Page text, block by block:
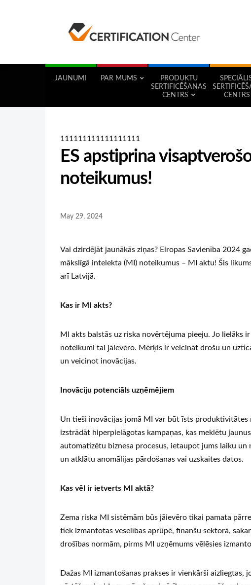
JAUNUMI PAR MUMS
PRODUKTU
SERTIFICĒŠANAS
CENTRS
CENTRS
111111111111111111
ES apstiprina
noteikumus!
May 29, 2024
Vai dzirdējāt jaunākās ziņas? Eiropas Savienība 2024
mākslīgā intelekta (MI) noteikumus – MI aktu! Šis
arī Latvijā.
Kas ir MI akts?
MI akts balstās uz riska novērtējuma pieeju. Jo lielāks
noteikumi tai jāievēro. Mērķis ir veicināt drošu un
un veicinot inovācijas.
Inovāciju potenciāls uzņēmējiem
Un tieši inovācijas jomā MI var būt īsts produktivitātes
izstrādāt hiperpielāgotas kampaņas, kas meklētu
automatizētu biznesa procesus, ietaupot jums laiku
un atklātu anomālijas pārdošanas vai uzskaites datos.
Kas vēl ir ietverts MI aktā?
Zema riska MI sistēmām būs jāievēro tikai pamata
tiek izmantotas veselības aprūpē, finanšu sektorā,
drošības normām, pirms MI uzņēmums vēlēsies
Dažas MI izmantošanas prakses ir vienkārši